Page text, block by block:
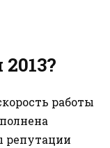
работы
репутации